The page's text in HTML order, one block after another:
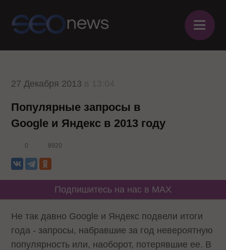
≡
27 Декабря 2013
Популярные запросы в
Google и Яндекс в 2013 году
0 8920
Подпишитесь на нас в MAX
Не так давно Google и Яндекс подвели итоги
года - запросы, набравшие за год невероятную
популярность или, наоборот, потерявшие ее. В